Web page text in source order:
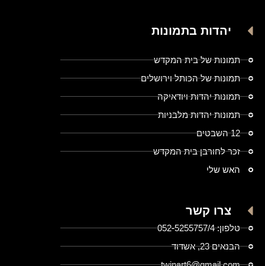
יהדות בתמונות
תמונות של בית המקדש
תמונות של הכותל וירושלים
תמונות יהדות ויודאיקה
תמונות יהדות מלבניות
12 השבטים
זכר לחורבן בית המקדש
האש שלי
צרו קשר
טלפון: 052-5255757/4
הבנאים 23, אשדוד